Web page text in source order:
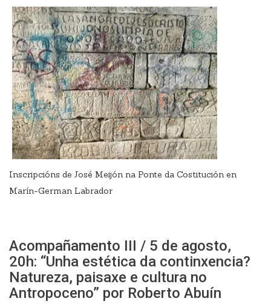
Inscripcións de José Meijón na Ponte da Costitución en
Marín-German Labrador​
Acompañamento III / 5 de agosto,
20h: “Unha estética da continxencia?
Natureza, paisaxe e cultura no
Antropoceno” por Roberto Abuín